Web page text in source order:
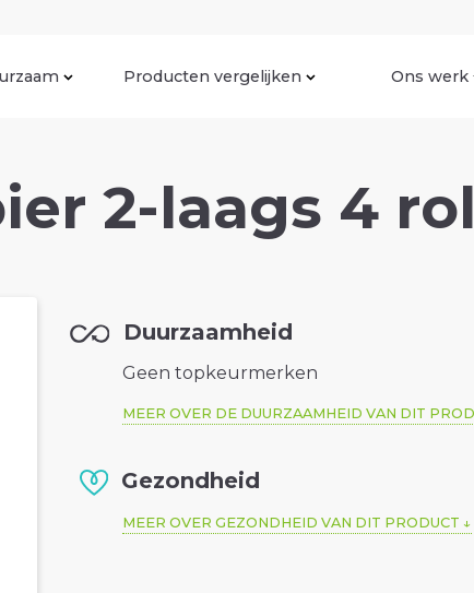
Producten vergelijken Ons werk
2-laags 4
Duurzaamheid
Geen topkeurmerken
MEER OVER DE DUURZAAMHEID VAN DIT
Gezondheid
MEER OVER GEZONDHEID VAN DIT PRODUCT